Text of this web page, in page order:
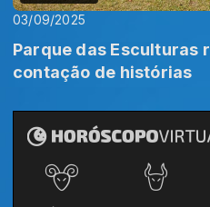
03/09/2025
Parque das Esculturas
contação de histórias